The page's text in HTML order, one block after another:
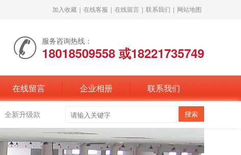
加入收藏 | 在线客服 | 在线留言 | 联系我们 | 网站地图
服务咨询热线：
18018509558 或18221735749
在线留言 企业相册 联系我们
全新升级款